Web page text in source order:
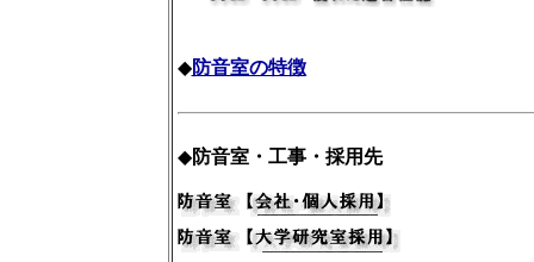
◆防音室の特徴
◆防音室・工事・採用先